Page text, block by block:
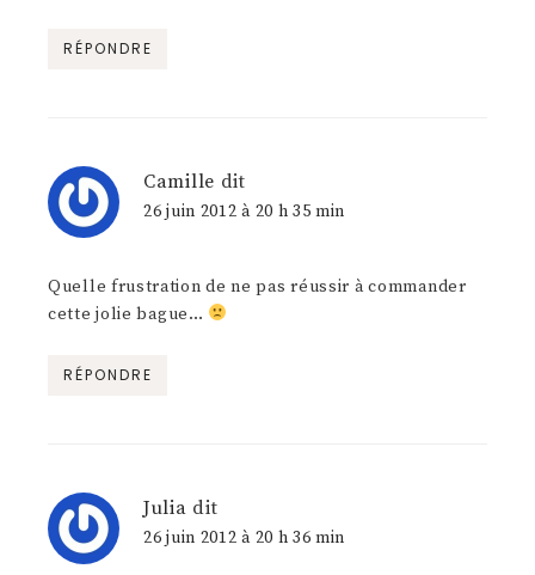
RÉPONDRE
Camille dit
26 juin 2012 à 20 h 35 min
Quelle frustration de ne pas réussir à commander
cette jolie bague…
RÉPONDRE
Julia dit
26 juin 2012 à 20 h 36 min